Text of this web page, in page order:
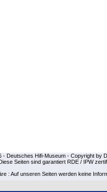
- Deutsches Hifi-Museum - Copyright by
Seiten sind garantiert RDE / IPW
: Auf unseren Seiten werden keine